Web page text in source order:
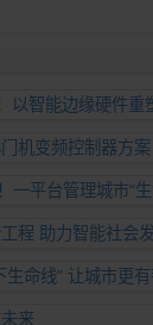
智能边缘硬件重
机变频控制器方案
一平台管理城市“
程 助力智能社会
命线” 让城市更
来